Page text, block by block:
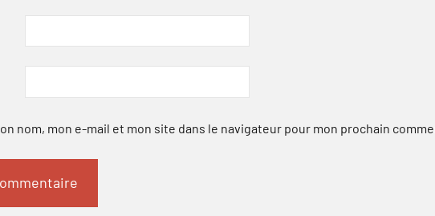
nom, mon e-mail et mon site dans le navigateur pour mon prochain